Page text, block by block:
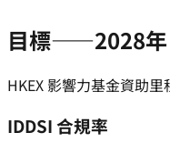
目標——2028年
HKEX 影響力基金資助
IDDSI 合規率